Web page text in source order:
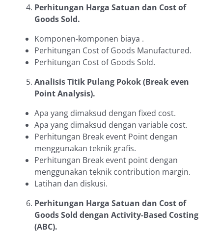
Perhitungan Harga Satuan dan Cost of
Goods Sold.
Komponen-komponen biaya .
Perhitungan Cost of Goods Manufactured.
Perhitungan Cost of Goods Sold.
Analisis Titik Pulang Pokok (Break even
Point Analysis).
Apa yang dimaksud dengan fixed cost.
Apa yang dimaksud dengan variable cost.
Perhitungan Break event Point dengan
menggunakan teknik grafis.
Perhitungan Break event point dengan
menggunakan teknik contribution margin.
Latihan dan diskusi.
Perhitungan Harga Satuan dan Cost of
Goods Sold dengan Activity-Based Costing
(ABC).